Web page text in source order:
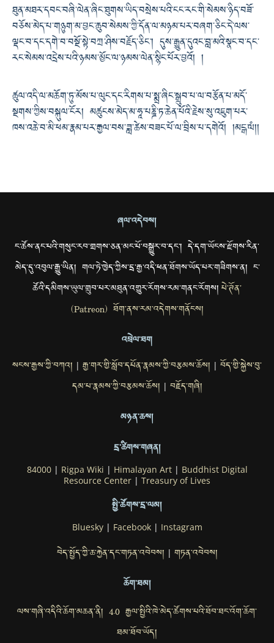
ཐུན་མཐར་དབང་བཞི་ལེན་ཞིང་ཐུགས་ཡིད་བསྲེས་པའི་ངང་རང་གི་སེམས་ཉིད་བཟོ་
བཅོས་མེད་པ་གཉུག་མ་བྱང་ཆུབ་སེམས་ཀྱི་དོན་ལ་མཉམ་པར་བཞག་ཅིང་དེ་ལས་
ལྡང་བ་དང་དགེ་བ་བསྔོ་སྟེ་བཀྲ་ཤིས་བརྗོད་ཅིང་། དུས་རྒྱུན་དུའང་བླ་མའི་སྣང་བ་དང་
རང་སེམས་འདྲེས་པའི་ཉམས་མྱོང་ལ་ཉམས་ལེན་སྙིང་པོར་བྱའོ། །
ཚུལ་འདི་ལ་མཆོག་ཏུ་མོས་པ་ལུང་དང་རིགས་པ་སྨྲ་ཞིང་སྒྲུབ་པ་ལ་བརྩོན་པ་མདོ་
སྔགས་ཀྱིས་བསྐུལ་ངོར། མཚུངས་མེད་མ་ཧཱ་པཎྜི་ཏ་ཆེན་པོའི་རྗེས་སུ་འཇུག་པར་
ཁས་འཆེ་བ་མི་ཕམ་རྣམ་པར་རྒྱལ་བས་ཟླ་ཚེས་བཟང་པོ་ལ་བྲིས་པ་དགེའོ། །མངྒ་ལཾ།།
ཞལ་འདེབས།
ང་ཚོས་ནང་པའི་གསུང་རབ་གྲགས་ཅན་མང་པོ་བསྒྱུར་བ་དང་། དེ་དག་ཡོངས་རྫོགས་རིན་
མེད་དུ་འབུལ་རྒྱུ་ཡིན། གལ་ཏེ་ཁྱེད་ཀྱིས་དྲ་རྒྱ་འདི་ཕན་ཐོགས་ཡོད་པར་གཟིགས་ན། ང་
ཚོའི་དམིགས་ཡུལ་གྲུབ་པར་མཐུན་འགྱུར་རོགས་རམ་གནང་རོགས།པེ་ཊོན་
(Patreon) ཐོག་ནས་རམ་འདེགས་གནོངས།
འབྲེལ་ཐག
སངས་རྒྱས་ཀྱི་བཀའ། | རྒྱ་གར་གྱི་སློབ་དཔོན་རྣམས་ཀྱི་བརྩམས་ཆོས། | བོད་གྱི་སྐྱེས་བུ་
དམ་པ་རྣམས་ཀྱི་བརྩམས་ཆོས། | བརྗོད་གཞི།
མཉན་ཆས།
དྲ་ཚིགས་གཞན།
84000| Rigpa Wiki | Himalayan Art| Buddhist Digital
Resource Center | Treasury of Lives
སྤྱི་ཚོགས་དྲ་ལམ།
Bluesky| Facebook| Instagram
བེད་སྤྱོད་ཀྱི་ཆ་རྐྱེན་དང་གཏན་འབེབས། | གཏན་འབེབས།
ཆོག་ཐམ།
ལས་གཞི་འདིའི་ཆོག་མཆན་ནི། 4.0 རྒྱལ་སྤྱིའི་ཁེ་མེད་ཚོགས་པའི་ཐོབ་ཐང་འོག་ཆོག་
ཐམ་ཐོབ་ཡོད།